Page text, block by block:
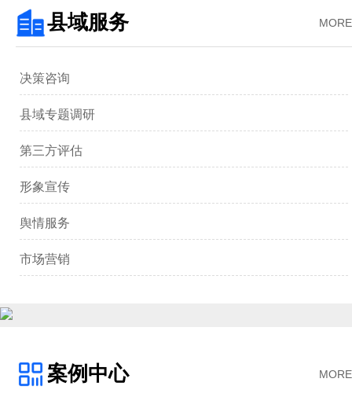
MORE
县域服务
决策咨询
县域专题调研
第三方评估
形象宣传
舆情服务
市场营销
MORE
案例中心